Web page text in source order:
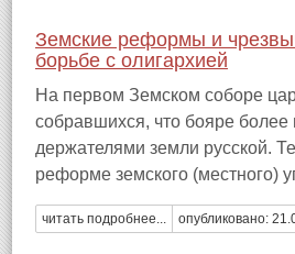
Земские реформы и
борьбе с олигархией
На первом Земском соборе
собравшихся, что бояре более
держателями земли русской.
реформе земского (местного)
читать подробнее... опубликовано: